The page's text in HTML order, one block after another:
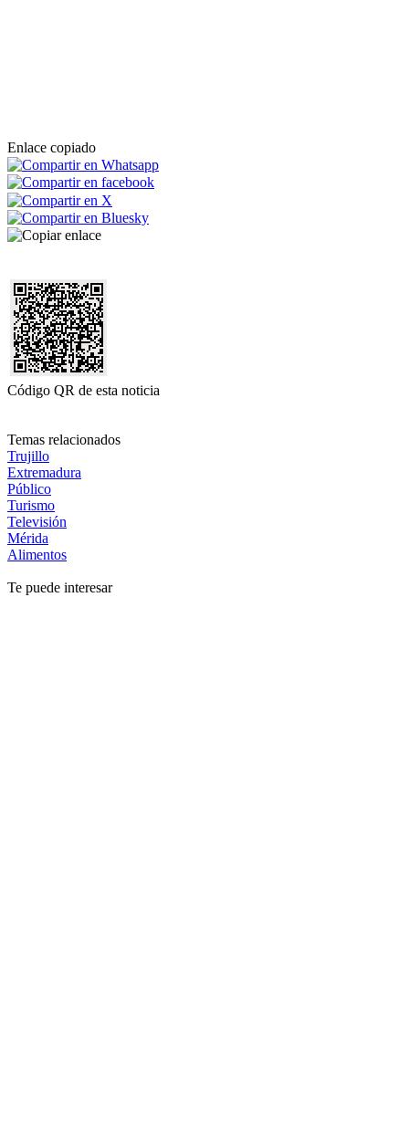
Enlace copiado
Código QR de esta noticia
Temas relacionados
Trujillo
Extremadura
Público
Turismo
Televisión
Mérida
Alimentos
Te puede interesar